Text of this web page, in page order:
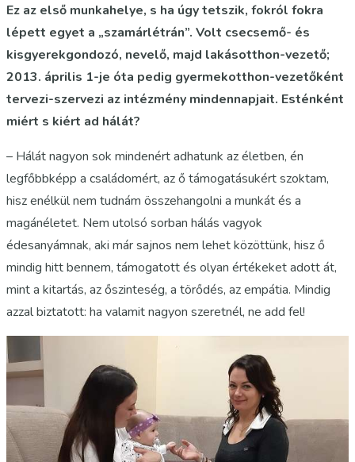
Ez az első munkahelye, s ha úgy tetszik, fokról fokra
lépett egyet a „szamárlétrán”. Volt csecsemő- és
kisgyerekgondozó, nevelő, majd lakásotthon-vezető;
2013. április 1-je óta pedig gyermekotthon-vezetőként
tervezi-szervezi az intézmény mindennapjait. Esténként
miért s kiért ad hálát?
– Hálát nagyon sok mindenért adhatunk az életben, én
legfőbbképp a családomért, az ő támogatásukért szoktam,
hisz enélkül nem tudnám összehangolni a munkát és a
magánéletet. Nem utolsó sorban hálás vagyok
édesanyámnak, aki már sajnos nem lehet közöttünk, hisz ő
mindig hitt bennem, támogatott és olyan értékeket adott át,
mint a kitartás, az őszinteség, a törődés, az empátia. Mindig
azzal biztatott: ha valamit nagyon szeretnél, ne add fel!